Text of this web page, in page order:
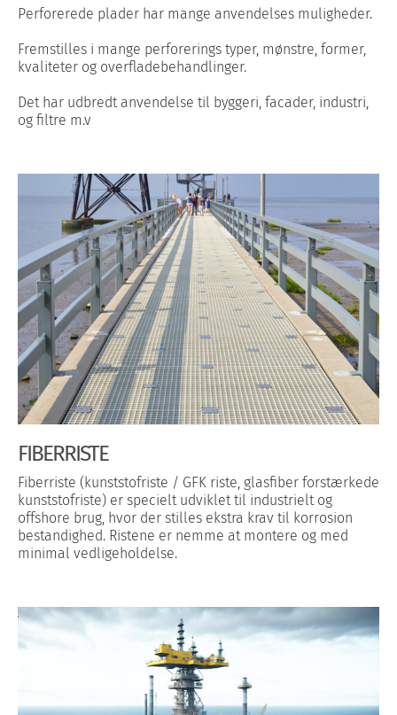
Perforerede plader har mange anvendelses muligheder.
Fremstilles i mange perforerings typer, mønstre, former,
kvaliteter og overfladebehandlinger.
Det har udbredt anvendelse til byggeri, facader, industri,
og filtre m.v
FIBERRISTE
Fiberriste (kunststofriste / GFK riste, glasfiber forstærkede
kunststofriste) er specielt udviklet til industrielt og
offshore brug, hvor der stilles ekstra krav til korrosion
bestandighed. Ristene er nemme at montere og med
minimal vedligeholdelse.